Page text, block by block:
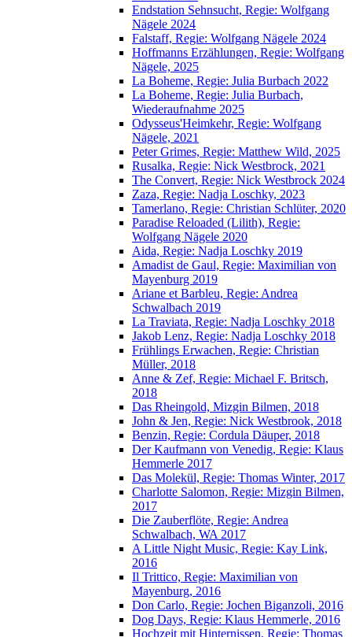
Endstation Sehnsucht, Regie: Wolfgang
Nägele 2024
Falstaff, Regie: Wolfgang Nägele 2024
Hoffmanns Erzählungen, Regie: Wolfgang
Nägele, 2025
La Boheme, Regie: Julia Burbach 2022
La Boheme, Regie: Julia Burbach,
Wiederaufnahme 2025
Odysseus'Heimkehr, Regie: Wolfgang
Nägele, 2021
Peter Grimes, Regie: Matthew Wild, 2025
Rusalka, Regie: Nick Westbrock, 2021
The Convert, Regie: Nick Westbrock 2024
Zaza, Regie: Nadja Loschky, 2023
Tamerlano, Regie: Christian Schlüter, 2020
Paradise Reloaded (Lilith), Regie:
Wolfgang Nägele 2020
Aida, Regie: Nadja Loschky 2019
Amadist de Gaul, Regie: Maximilian von
Mayenburg 2019
Ariane et Barbleu, Regie: Andrea
Schwalbach 2019
La Traviata, Regie: Nadja Loschky 2018
Jakob Lenz, Regie: Nadja Loschky 2018
Frühlings Erwachen, Regie: Christian
Müller, 2018
Anne & Zef, Regie: Michael F. Britsch,
2018
Das Rheingold, Mizgin Bilmen, 2018
John & Jen, Regie: Nick Westbrook, 2018
Benzin, Regie: Cordula Däuper, 2018
Der Kaufmann von Venedig, Regie: Klaus
Hemmerle 2017
Das Molekül, Regie: Thomas Winter, 2017
Charlotte Salomon, Regie: Mizgin Bilmen,
2017
Die Zauberflöte, Regie: Andrea
Schwalbach, WA 2017
A Little Night Music, Regie: Kay Link,
2016
Il Trittico, Regie: Maximilian von
Mayenburg, 2016
Don Carlo, Regie: Jochen Biganzoli, 2016
Dog Days, Regie: Klaus Hemmerle, 2016
Hochzeit mit Hinternissen, Regie: Thomas